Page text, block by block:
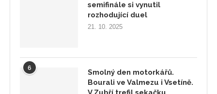
semifinále si vynutil
rozhodující duel
21. 10. 2025
6
Smolný den motorkářů.
Bourali ve Valmezu i Vsetíně.